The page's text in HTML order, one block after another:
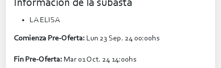
Información de la subasta
LA ELISA
Comienza Pre-Oferta: Lun 23 Sep. 24 00:00hs
Fin Pre-Oferta: Mar 01 Oct. 24 14:00hs